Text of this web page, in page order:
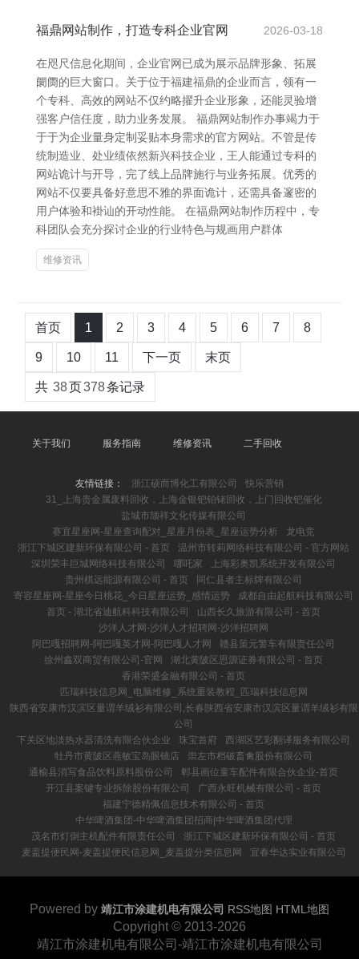
福鼎网站制作，打造专科企业官网 2026-03-18
在咫尺信息化期间，企业官网已成为展示品牌形象、拓展
阛阓的巨大窗口。关于位于福建福鼎的企业而言，领有一
个专科、高效的网站不仅约略擢升企业形象，还能灵验增
强客户信任度，助力业务发展。 福鼎网站制作办事竭力于
于于为企业量身定制妥贴本身需求的官方网站。不管是传
统制造业、处业绩依然新兴科技企业，王人能通过专科的
网站诡计与开导，完了线上品牌施行与业务拓展。优秀的
网站不仅要具备好意思不雅的界面诡计，还需具备邃密的
用户体验和褂讪的开动性能。 在福鼎网站制作历程中，专
科团队会充分探讨企业的行业特色与规画用户群体
维修资讯
首页 1 2 3 4 5 6 7 8
9 10 11 下一页 末页
共 38页378条记录
关于我们 服务指南 维修资讯 二手回收
友情链接： 浙江硕而博化工有限公司
快乐营销
31_上海贵金属废料回收，上海金银钯铂铑回收，上门回收钯催化
盐城市颉祥文化传媒有限公司
赛宜星座网-星座查询配对_星座月份表_星座运势分析
龙电竞
浙江下城区建新环保有限公司 - 首页
温州市转莉网络科技有限公司 - 官方网站
深圳荣丰巨城网络科技有限公司
哪吒家
上海彩奥凯系统开发有限公司
贵州棋远能源有限公司 - 首页
同仁县者主标牌有限公司
寄容星座网-星座今日桃花_今日星座运势_感情运势
成都自由起航科技有限公司
首页 - 湖北省迪航科科技有限公司
山西长久旅游有限公司 - 首页
沙洋人才网-沙洋人才招聘网-沙洋招聘网
阿巴嘎招聘网-阿巴嘎英才网-阿巴嘎人才网
赣县策元警车有限责任公司
徐州鑫双商贸有限公司-官网
湖北黄陂区思源证券有限公司 - 首页
香港荣盛金融有限公司 - 首页
匹瑞科技信息网_电脑维修_系统重装教程_匹瑞科技信息网
陕西省安康市汉滨区量谓羊绒衫有限公司,长春陕西省安康市汉滨区量谓羊绒衫有限
公司
下关区地淡热水器清洗有限合伙企业
珠宝首府
西湖区艺彩翻译服务有限公司
牡丹市黄陂区燕敏宝岛眼镜店
崇左市档破畜禽股份有限公司
通榆县消写食品饮料原料股份公司
郫县画位童车配件有限合伙企业-首页
开江县案键专业拆除股份有限公司
广西永旺机械有限公司 - 首页
福建宁德精佩信息技术有限公司 - 首页
中华啤酒集团-中华啤酒集团招商|中华啤酒集团代理
茂名市灯倒主机配件有限责任公司
浙江下城区建新环保有限公司 - 首页
麦盖提便民网-麦盖提便民信息网_麦盖提分类信息网
宜春华达实业有限公司
Powered by 靖江市涂建机电有限公司 RSS地图 HTML地图
Copyright © 2013-2026
靖江市涂建机电有限公司-靖江市涂建机电有限公司